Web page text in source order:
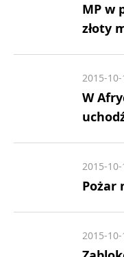
MP w
złoty
W
2015-
Pożar
2015-
2015-